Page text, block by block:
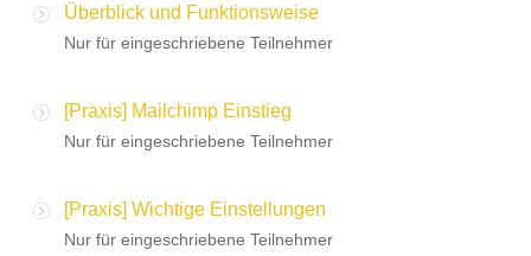
Überblick und Funktionsweise
Nur für eingeschriebene Teilnehmer
[Praxis] Mailchimp Einstieg
Nur für eingeschriebene Teilnehmer
[Praxis] Wichtige Einstellungen
Nur für eingeschriebene Teilnehmer